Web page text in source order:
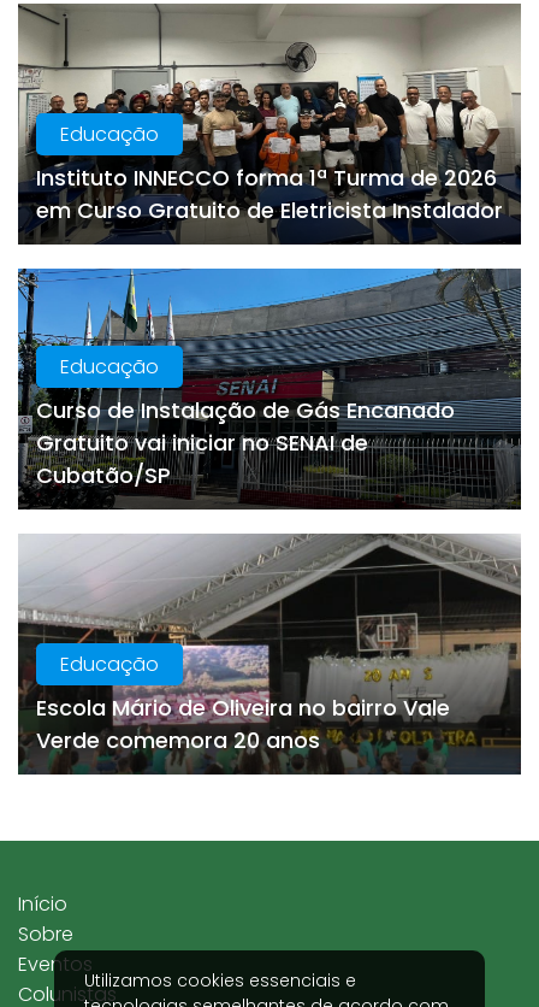
Educação
Instituto INNECCO forma 1ª Turma de 2026
em Curso Gratuito de Eletricista Instalador
Educação
Curso de Instalação de Gás Encanado
Gratuito vai iniciar no SENAI de
Cubatão/SP
Educação
Escola Mário de Oliveira no bairro Vale
Verde comemora 20 anos
Utilizamos cookies essenciais e
Início
Sobre
Eventos
Colunistas